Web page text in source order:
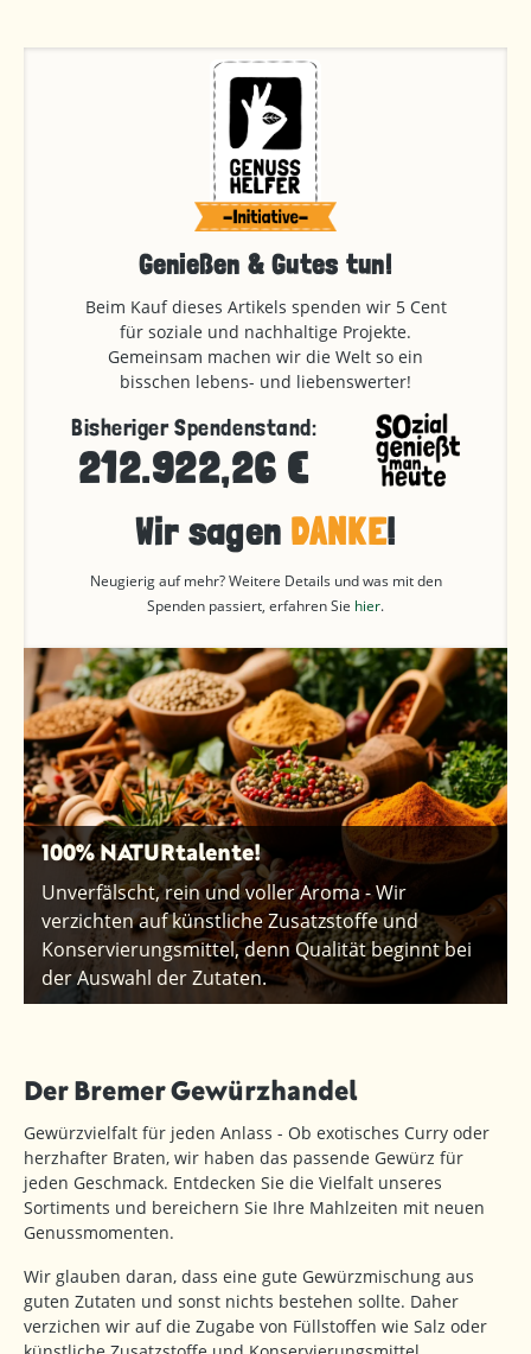
Genießen & Gutes tun!
Beim Kauf dieses Artikels spenden wir 5 Cent
für soziale und nachhaltige Projekte.
Gemeinsam machen wir die Welt so ein
bisschen lebens- und liebenswerter!
Bisheriger Spendenstand:
212.922,26 €
Wir sagen DANKE!
Neugierig auf mehr? Weitere Details und was mit den
Spenden passiert, erfahren Sie hier.
100% NATURtalente!
Unverfälscht, rein und voller Aroma - Wir
verzichten auf künstliche Zusatzstoffe und
Konservierungsmittel, denn Qualität beginnt bei
der Auswahl der Zutaten.
Der Bremer Gewürzhandel
Gewürzvielfalt für jeden Anlass - Ob exotisches Curry oder
herzhafter Braten, wir haben das passende Gewürz für
jeden Geschmack. Entdecken Sie die Vielfalt unseres
Sortiments und bereichern Sie Ihre Mahlzeiten mit neuen
Genussmomenten.
Wir glauben daran, dass eine gute Gewürzmischung aus
guten Zutaten und sonst nichts bestehen sollte. Daher
verzichen wir auf die Zugabe von Füllstoffen wie Salz oder